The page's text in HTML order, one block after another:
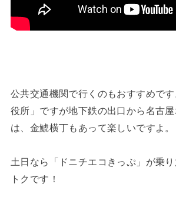
公共交通機関で行くのもおすすめで
役所」ですが地下鉄の出口から名古
は、金鯱横丁もあって楽しいですよ。
土日なら「ドニチエコきっぷ」が乗
トクです！